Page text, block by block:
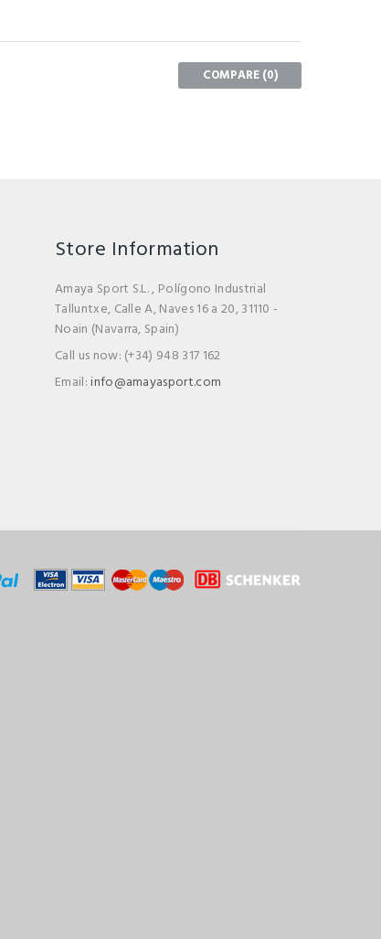
COMPARE (0)
Store Information
Amaya Sport S.L. , Polígono Industrial
Talluntxe, Calle A, Naves 16 a 20, 31110 -
Noain (Navarra, Spain)
Call us now: (+34) 948 317 162
Email:info@amayasport.com